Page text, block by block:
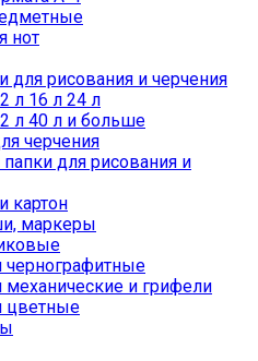
нот
для рисования и черчения
л 16 л 24 л
л 40 л и больше
черчения
для рисования и
картон
маркеры
чернографитные
и грифели
цветные